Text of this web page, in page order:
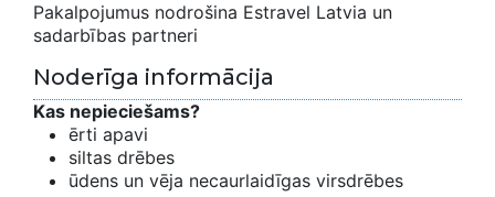
Pakalpojumus nodrošina Estravel Latvia un
sadarbības partneri
Noderīga informācija
Kas nepieciešams?
ērti apavi
siltas drēbes
ūdens un vēja necaurlaidīgas virsdrēbes